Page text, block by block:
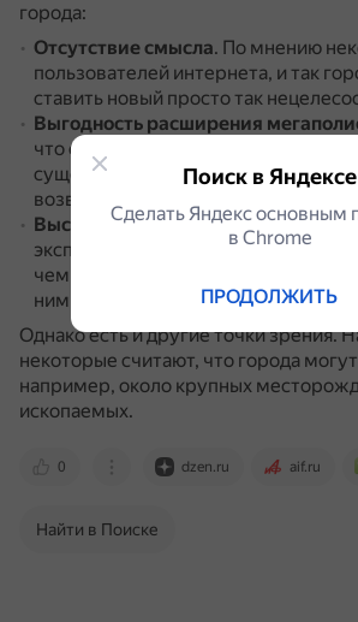
города:
Отсутствие смысла. По мнению
пользователей интернета, и так
ставить новый просто так
Выгодность расширения
что строить дополнительную
существующих городах выгоднее
возводить новые населённые
Высокая стоимость строительства
экспертов, строить города на
чем ремонтировать старые и
ними новые земли.
Однако есть и другие точки зрения.
некоторые считают, что города
например, около крупных
ископаемых.
0 dzen.ru aif.ru
Найти в Поиске
Поиск в Яндексе
Сделать Яндекс основным
в Сhrome
ПРОДОЛЖИТЬ